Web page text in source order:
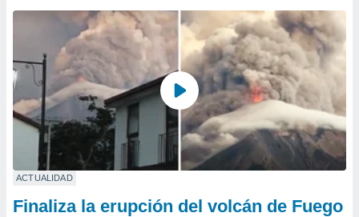
ACTUALIDAD
Finaliza la erupción del volcán de Fuego